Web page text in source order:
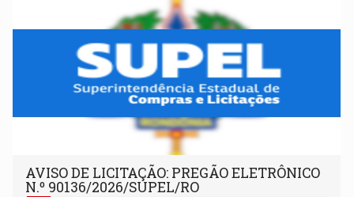
AVISO DE LICITAÇÃO: PREGÃO ELETRÔNICO
N.º 90136/2026/SUPEL/RO